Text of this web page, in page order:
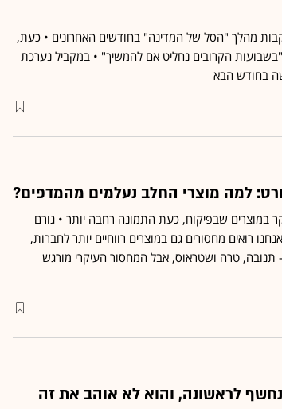
מהלך "הסל של המדינה" בחודשים האחרונים • כעת,
הקרובים נחליט אם להמשיך" • במקביל נערכת
בחודש הבא
למה מוצרי החלב נעלמים מהמדפים?
במוצרים שבפיקוח, כעת התמונה רחבה יותר • גורם
רואים מחסורים גם במוצרים רווחיים יותר לחברות,
טרה ושטראוס, אבל המחסור העיקרי מורגש
לראשונה, והוא לא אוהב את זה